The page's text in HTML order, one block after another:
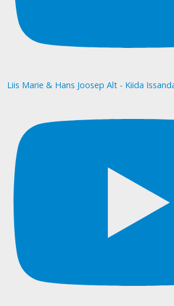
Liis Marie & Hans Joosep Alt - Kiida